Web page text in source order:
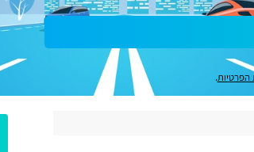
הפרטיות.